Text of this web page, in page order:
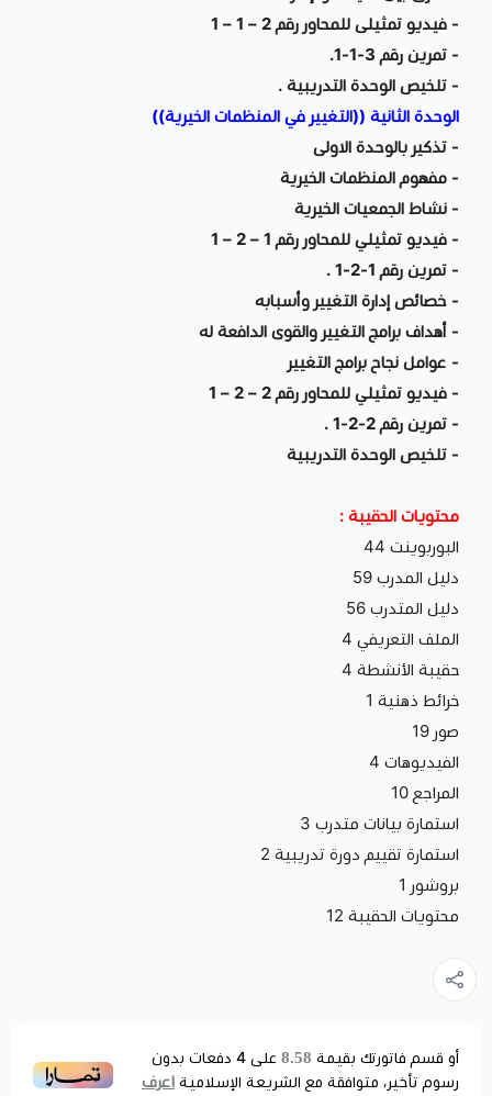
- فيديو تمثيلى للمحاور رقم 2 – 1 – 1
- تمرين رقم 3-1-1.
- تلخيص الوحدة التدريبية .
الوحدة الثانية ((التغيير في المنظمات الخيرية))
- تذكير بالوحدة الاولى
- مفهوم المنظمات الخيرية
- نشاط الجمعيات الخيرية
- فيديو تمثيلي للمحاور رقم 1 – 2 – 1
- تمرين رقم 1-2-1 .
- خصائص إدارة التغيير وأسبابه
- أهداف برامج التغيير والقوى الدافعة له
- عوامل نجاح برامج التغيير
- فيديو تمثيلي للمحاور رقم 2 – 2 – 1
- تمرين رقم 2-2-1 .
- تلخيص الوحدة التدريبية
محتويات الحقيبة :
البوربوينت 44
دليل المدرب 59
دليل المتدرب 56
الملف التعريفي 4
حقيبة الأنشطة 4
خرائط ذهنية 1
صور 19
الفيديوهات 4
المراجع 10
استمارة بيانات متدرب 3
استمارة تقييم دورة تدريبية 2
بروشور 1
محتويات الحقيبة 12
أو قسم فاتورتك بقيمة 8.58 على 4 دفعات بدون
رسوم تأخير، متوافقة مع الشريعة الإسلامية اعرف